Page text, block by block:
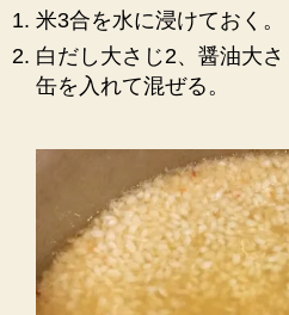
米3合を水に浸けておく。
白だし大さじ2、醤油大
缶を入れて混ぜる。